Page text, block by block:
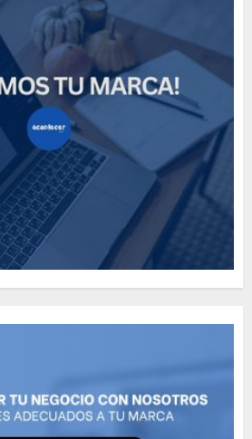
How Many of These Italian
Foods Have You Tried?
MAYO 14, 2024
Need to Know About the
Classic Cars in a Retro
The full story of
Thailand’s extraordinary